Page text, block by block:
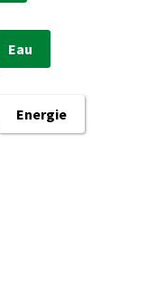
Eau
Energie